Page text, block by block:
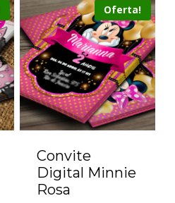
Oferta!
Convite
Digital Minnie
Rosa